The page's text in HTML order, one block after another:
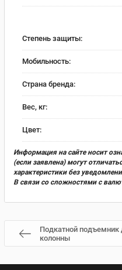
Степень защиты:
Мобильность:
Страна бренда:
Вес, кг:
Цвет:
Информация на сайте носит
(если заявлена) могут
характеристики без
В связи со сложностями с
Подкатной подъемник
колонны